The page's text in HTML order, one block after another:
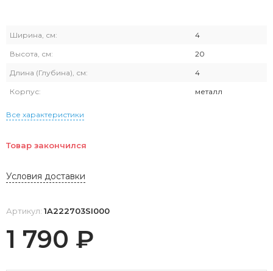
Ширина, см: 4
Высота, см: 20
Длина (Глубина), см: 4
Корпус: металл
Все характеристики
Товар закончился
Условия доставки
Артикул: 1A222703SI000
1 790 ₽